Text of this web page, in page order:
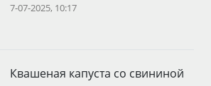
7-07-2025, 10:17
Квашеная капуста со свининой